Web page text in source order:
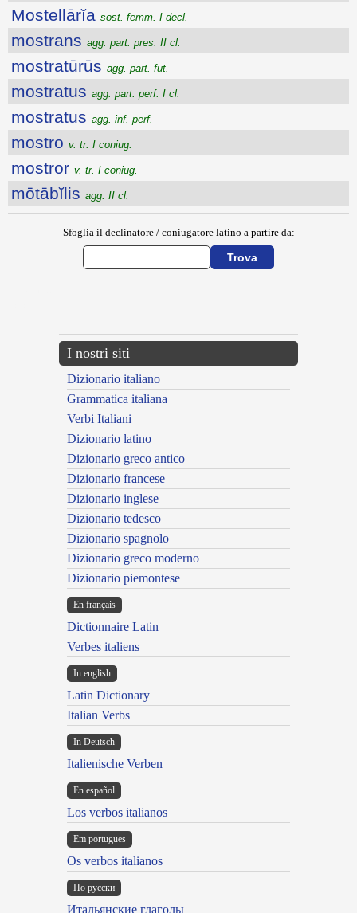
Mostellārĭa sost. femm. I decl.
mostrans agg. part. pres. II cl.
mostratūrūs agg. part. fut.
mostratus agg. part. perf. I cl.
mostratus agg. inf. perf.
mostro v. tr. I coniug.
mostror v. tr. I coniug.
mōtābĭlis agg. II cl.
Sfoglia il declinatore / coniugatore latino a partire da:
I nostri siti
Dizionario italiano
Grammatica italiana
Verbi Italiani
Dizionario latino
Dizionario greco antico
Dizionario francese
Dizionario inglese
Dizionario tedesco
Dizionario spagnolo
Dizionario greco moderno
Dizionario piemontese
En français
Dictionnaire Latin
Verbes italiens
In english
Latin Dictionary
Italian Verbs
In Deutsch
Italienische Verben
En español
Los verbos italianos
Em portugues
Os verbos italianos
По русски
Итальянские глаголы